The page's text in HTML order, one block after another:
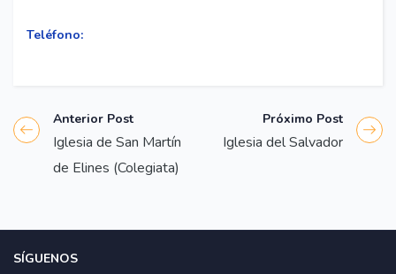
Teléfono:
Anterior Post
Iglesia de San Martín
de Elines (Colegiata)
Próximo Post
Iglesia del Salvador
SÍGUENOS